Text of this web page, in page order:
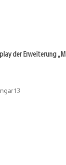
der Erweiterung
13